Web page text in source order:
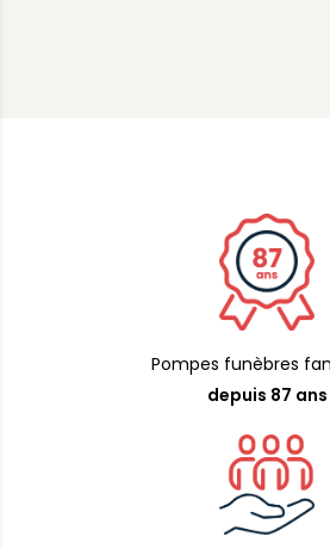
Pompes funèbres
depuis 87 ans